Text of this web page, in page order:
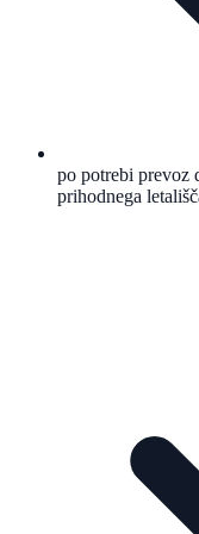
po potrebi prevoz
prihodnega